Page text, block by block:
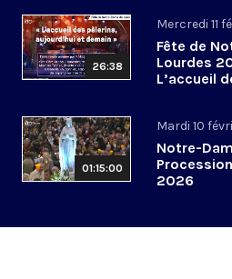
26:38
Mercredi 11
Fête de
Lourdes
L’accueil
01:15:00
Mardi 10
Notre-
2026